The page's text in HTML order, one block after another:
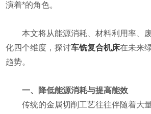
演着*的角色。
本文将从能源消耗、材料利用率、
化四个维度，探讨车铣复合机床在未来
趋势。
一、降低能源消耗与提高能效
传统的金属切削工艺往往伴随着大量